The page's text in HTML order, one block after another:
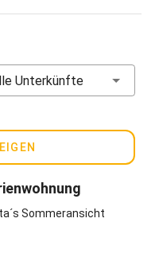
Unterkünfte
Sommeransicht